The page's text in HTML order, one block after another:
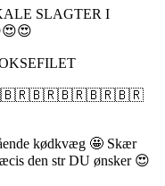
SLAGTER I
kødkvæg 🤩 Skær
den str DU ønsker 😍